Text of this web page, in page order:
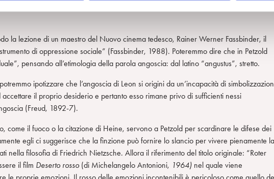
destino mortale durante un rapporto sessuale nel quale sono stati immortalati
la lezione di un maestro del Nuovo cinema tedesco, Rainer Werner Fassbinder, il
di oppressione sociale” (Fassbinder, 1988). Poteremmo dire che in Petzold
pensando all’etimologia della parola angoscia: dal latino “angustus”, stretto.
ipotizzare che l’angoscia di Leon si origini da un’incapacità di
il proprio desiderio e pertanto esso rimane privo di sufficienti nessi
(Freud, 1892-7).
come il fuoco o la citazione di Heine, servono a Petzold per scardinare le difese dei
egli ci suggerisce che la finzione può fornire lo slancio per vivere pienamente la
nella filosofia di Friedrich Nietzsche. Allora il riferimento del titolo originale: “Roter
il film Deserto rosso (di Michelangelo Antonioni, 1964) nel quale viene